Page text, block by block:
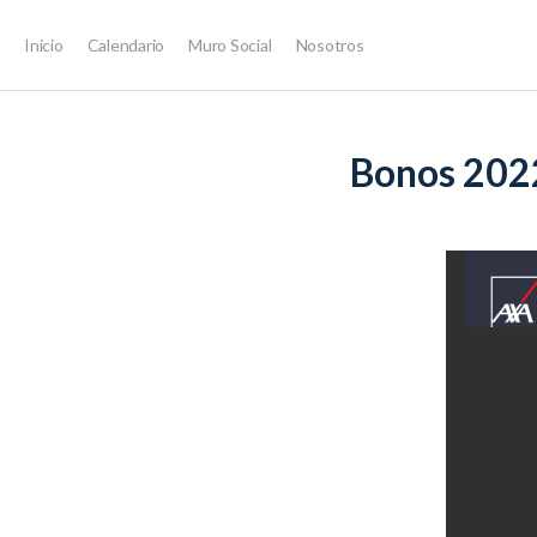
Inicio Calendario Muro Social Nosotros
Bonos